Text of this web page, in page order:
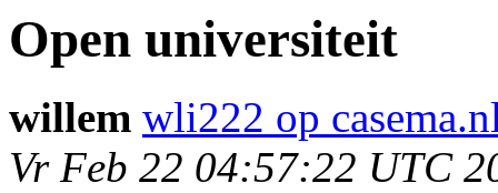
Open universiteit
willem wli222 op
Vr Feb 22 04:57:22 UTC